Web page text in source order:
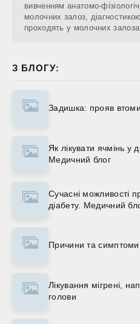
вивченням анатомо-
молочних залоз,
проходять у молочних
З БЛОГУ:
Задишка: прояв
Як лікувати ячмінь у
Медичний блог
Сучасні можливості
діабету. Медичний
Причини та симптоми
Лікування мігрені,
голови